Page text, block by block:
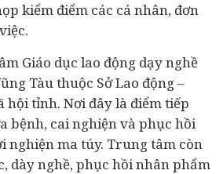
kiểm điểm các cá nhân, đơn
Giáo dục lao động dạy nghề
Tàu thuộc Sở Lao động –
hội tỉnh. Nơi đây là điểm tiếp
bệnh, cai nghiện và phục hồi
nghiện ma túy. Trung tâm còn
dày nghề, phục hồi nhân phẩm